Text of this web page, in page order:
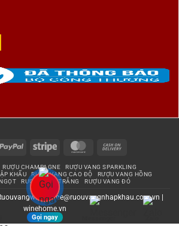
PayPal Stripe MasterCard
Delivery
RƯỢU CHAMPAGNE
RƯỢU VANG SPARKLING
KHẨU
RƯỢU VANG CAO ĐỘ
RƯỢU VANG HỒNG
RƯỢU VANG TRẮNG RƯỢU VANG ĐỎ
|
winehome.vn
Gọi ngay